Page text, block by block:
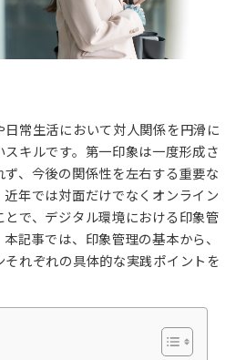
常生活において対人関係を円滑に
キルです。第一印象は一度形成さ
、今後の関係性を左右する重要な
年では対面だけでなくオンライン
で、デジタル環境における印象管
記事では、印象管理の基本から、
れぞれの具体的な実践ポイントを